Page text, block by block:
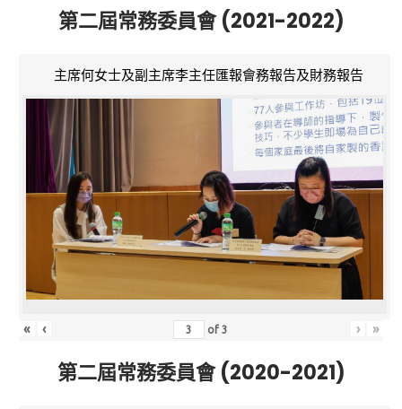
第二屆常務委員會 (2021-2022)
主席何女士及副主席李主任匯報會務報告及財務報告
« ‹ of3 › »
第二屆常務委員會 (2020-2021)